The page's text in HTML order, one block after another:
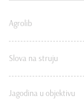
Agrolib
Slova na struju
Jagodina u objektivu